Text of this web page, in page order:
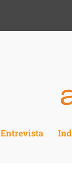
Entrevista